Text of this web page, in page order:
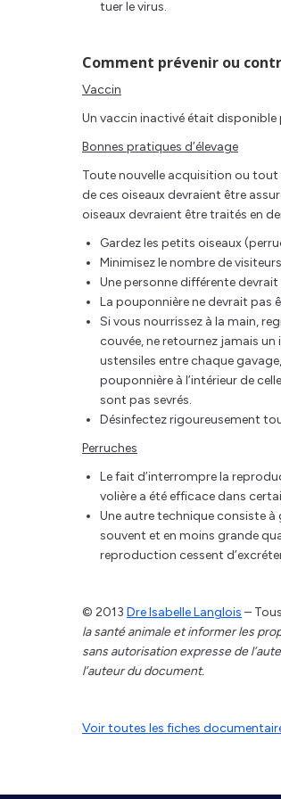
tuer le virus.
Comment prévenir ou
Vaccin
Un vaccin inactivé était disponible
Bonnes pratiques d’élevage
Toute nouvelle acquisition ou
de ces oiseaux devraient être
oiseaux devraient être traités en
Gardez les petits oiseaux
Minimisez le nombre de
Une personne différente
La pouponnière ne devrait pas
Si vous nourrissez à la main,
couvée, ne retournez jamais
ustensiles entre chaque
pouponnière à l’intérieur de
sont pas sevrés.
Désinfectez rigoureusement
Perruches
Le fait d’interrompre la
volière a été efficace dans
Une autre technique consiste
souvent et en moins grande
reproduction cessent
© 2013 Dre Isabelle Langlois –
la santé animale et informer les
sans autorisation expresse de
l’auteur du document.
Voir toutes les fiches